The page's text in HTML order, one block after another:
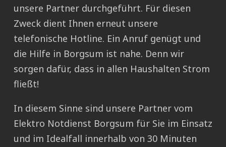
unsere Partner durchgeführt. Für diesen
Zweck dient Ihnen erneut unsere
telefonische Hotline. Ein Anruf genügt und
die Hilfe in Borgsum ist nahe. Denn wir
sorgen dafür, dass in allen Haushalten Strom
fließt!
In diesem Sinne sind unsere Partner vom
Elektro Notdienst Borgsum für Sie im Einsatz
und im Idealfall innerhalb von 30 Minuten